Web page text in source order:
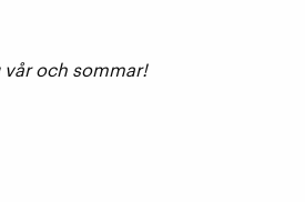
vår och sommar!